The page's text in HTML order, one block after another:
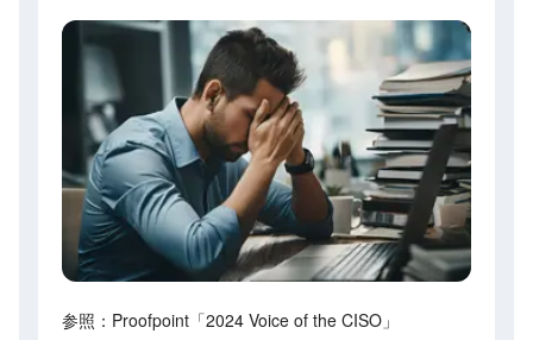
参照：Proofpoint「2024 Voice of the CISO」